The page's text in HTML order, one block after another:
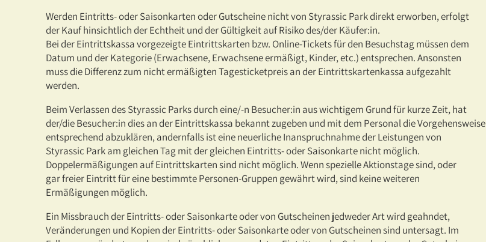
Werden Eintritts- oder Saisonkarten oder Gutscheine nicht von Styrassic Park direkt erworben, erfolgt
der Kauf hinsichtlich der Echtheit und der Gültigkeit auf Risiko des/der Käufer:in.
Bei der Eintrittskassa vorgezeigte Eintrittskarten bzw. Online-Tickets für den Besuchstag müssen dem
Datum und der Kategorie (Erwachsene, Erwachsene ermäßigt, Kinder, etc.) entsprechen. Ansonsten
muss die Differenz zum nicht ermäßigten Tagesticketpreis an der Eintrittskartenkassa aufgezahlt
werden.
Beim Verlassen des Styrassic Parks durch eine/-n Besucher:in aus wichtigem Grund für kurze Zeit, hat
der/die Besucher:in dies an der Eintrittskassa bekannt zugeben und mit dem Personal die Vorgehensweise
entsprechend abzuklären, andernfalls ist eine neuerliche Inanspruchnahme der Leistungen von
Styrassic Park am gleichen Tag mit der gleichen Eintritts- oder Saisonkarte nicht möglich.
Doppelermäßigungen auf Eintrittskarten sind nicht möglich. Wenn spezielle Aktionstage sind, oder
gar freier Eintritt für eine bestimmte Personen-Gruppen gewährt wird, sind keine weiteren
Ermäßigungen möglich.
Ein Missbrauch der Eintritts- oder Saisonkarte oder von Gutscheinen jedweder Art wird geahndet,
Veränderungen und Kopien der Eintritts- oder Saisonkarte oder von Gutscheinen sind untersagt. Im